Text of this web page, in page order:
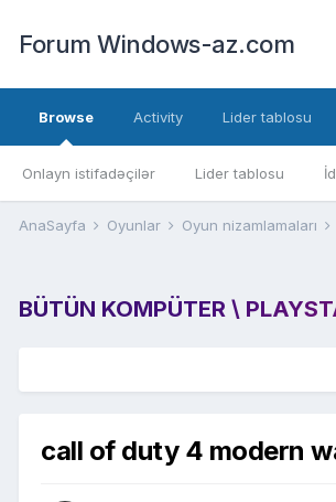
Forum Windows-az.com
Browse
Onlayn istifadəçilər Lider tablosu
Activity Lider tablosu
AnaSayfa Oyunlar Oyun nizamlamaları
BÜTÜN KOMPÜTER \
call of duty 4 modern